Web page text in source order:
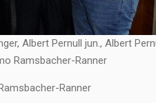
Albert Pernull jun., Albert
Ramsbacher-Ranner
Ranner